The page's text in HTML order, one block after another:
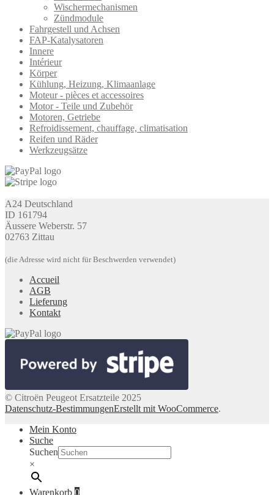
Wischermechanismen
Zündmodule
Fahrgestell und Achsen
FAP-Katalysatoren
Innere
Intérieur
Körper
Kühlung, Heizung, Klimaanlage
Moteur - pièces et accessoires
Motor - Teile und Zubehör
Motoren, Getriebe
Refroidissement, chauffage, climatisation
Reifen und Räder
Werkzeugsätze
A24 Deutschland
ID 161794
Äussere Weberstr. 57
02763 Zittau
(die Adresse wird nicht für Beschwerden verwendet)
Accueil
AGB
Lieferung
Kontakt
© Citroën Peugeot Ersatzteile 2025
Datenschutz-BestimmungenErstellt mit WooCommerce.
Mein Konto
Suche
Suchen
×
Warenkorb 0